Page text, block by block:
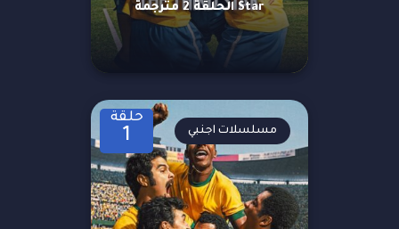
Star الحلقة 2 مترجمة
حلقة
1 مسلسلات اجنبي